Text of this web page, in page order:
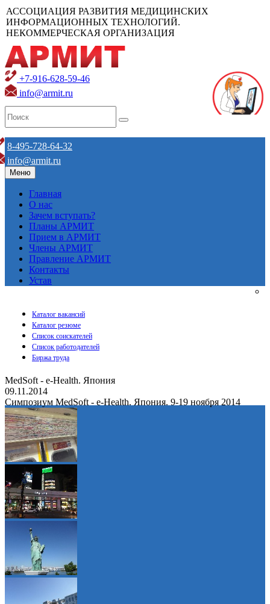
АССОЦИАЦИЯ РАЗВИТИЯ МЕДИЦИНСКИХ
ИНФОРМАЦИОННЫХ ТЕХНОЛОГИЙ.
НЕКОММЕРЧЕСКАЯ ОРГАНИЗАЦИЯ
+7-916-628-59-46
info@armit.ru
8-495-728-64-32
info@armit.ru
Меню
Главная
О нас
Зачем вступать?
Планы АРМИТ
Прием в АРМИТ
Члены АРМИТ
Правление АРМИТ
Контакты
Устав
Каталог вакансий
Каталог резюме
Список соискателей
Список работодателей
Биржа труда
MedSoft - e-Health. Япония
09.11.2014
Симпозиум MedSoft - e-Health. Япония. 9-19 ноября 2014